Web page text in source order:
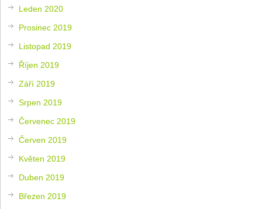
Leden 2020
Prosinec 2019
Listopad 2019
Říjen 2019
Září 2019
Srpen 2019
Červenec 2019
Červen 2019
Květen 2019
Duben 2019
Březen 2019